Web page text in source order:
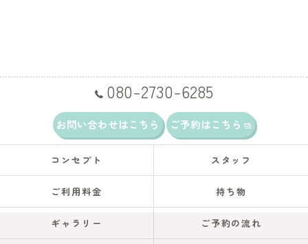
080-2730-6285
お問い合わせはこちら ご予約はこちら
コンセプト スタッフ
ご利用料金 持ち物
ギャラリー ご予約の流れ